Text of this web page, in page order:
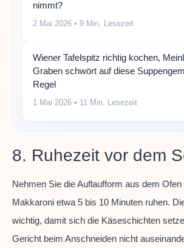
nimmt?
2 Mai 2026 • 9 Min. Lesezeit
Wiener Tafelspitz richtig kochen,
Graben schwört auf diese
Regel
1 Mai 2026 • 11 Min. Lesezeit
8. Ruhezeit vor dem
Nehmen Sie die Auflaufform aus dem
Makkaroni etwa 5 bis 10 Minuten ruhen.
wichtig, damit sich die Käseschichten
Gericht beim Anschneiden nicht